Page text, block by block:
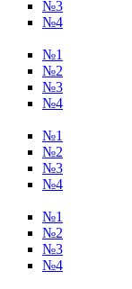
№3
№4
№1
№2
№3
№4
№1
№2
№3
№4
№1
№2
№3
№4